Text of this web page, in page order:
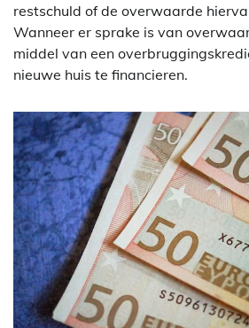
restschuld of de overwaarde
Wanneer er sprake is van
middel van een
nieuwe huis te financieren.